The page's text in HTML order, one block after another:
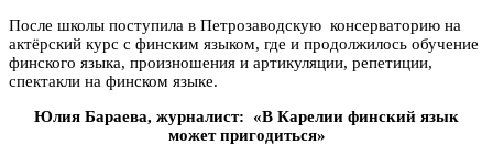
После школы поступила в Петрозаводскую консерваторию на
актёрский курс с финским языком, где и продолжилось обучение
финского языка, произношения и артикуляции, репетиции,
спектакли на финском языке.
Юлия Бараева, журналист: «В Карелии финский язык
может пригодиться»